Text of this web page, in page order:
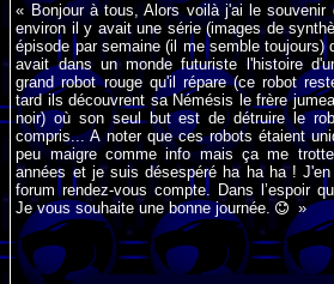
« Bonjour à tous, Alors voilà j'ai le souvenir
environ il y avait une série (images de
épisode par semaine (il me semble toujours)
avait dans un monde futuriste l'histoire
grand robot rouge qu'il répare (ce robot
tard ils découvrent sa Némésis le frère
noir) où son seul but est de détruire le
compris... A noter que ces robots étaient
peu maigre comme info mais ça me
années et je suis désespéré ha ha ha !
forum rendez-vous compte. Dans l’espoir
Je vous souhaite une bonne journée.
»